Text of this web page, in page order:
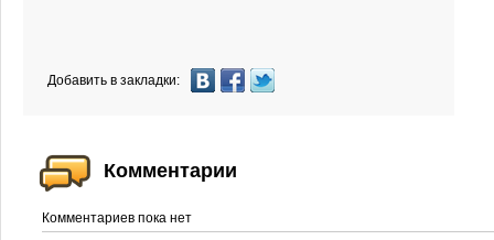
Добавить в закладки:
Комментарии
Комментариев пока нет